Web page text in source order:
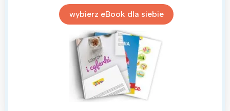
wybierz eBook dla siebie
tego regionu:
Warszawa
Trójmiasto
Śląsk
Kraków
Południe
Północ
Wszystkie